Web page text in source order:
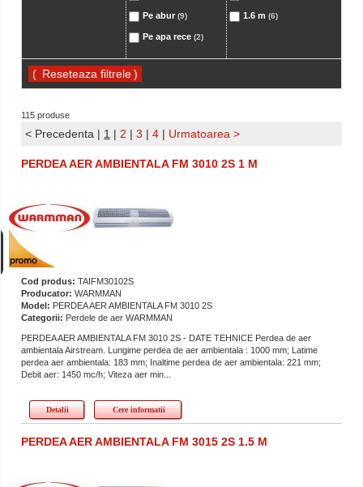
Pe abur (9)
Pe apa rece (2)
1.6 m (6)
( )
115 produse
< Precedenta | 1 | 2 | 3 | 4 | Urmatoarea >
PERDEA AER AMBIENTALA FM 3010 2S 1 M
Cod produs: TAIFM30102S
Producator: WARMMAN
Model: PERDEA AER AMBIENTALA FM 3010 2S
Categorii: Perdele de aer WARMMAN
PERDEA AER AMBIENTALA FM 3010 2S - DATE TEHNICE Perdea de aer
ambientala Airstream. Lungime perdea de aer ambientala : 1000 mm; Latime
perdea aer ambientala: 183 mm; Inaltime perdea de aer ambientala: 221 mm;
Debit aer: 1450 mc/h; Viteza aer min...
Detalii Cere informatii
PERDEA AER AMBIENTALA FM 3015 2S 1.5 M